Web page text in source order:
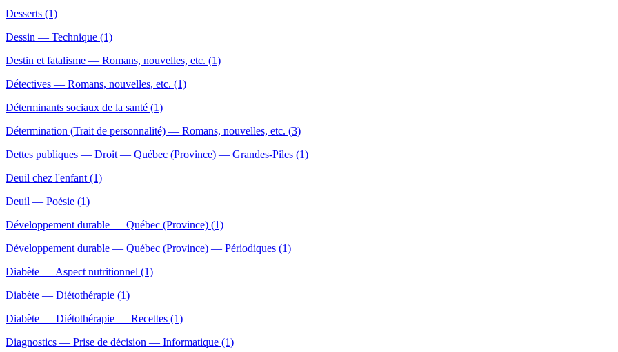
Desserts (1)
Dessin — Technique (1)
Destin et fatalisme — Romans, nouvelles, etc. (1)
Détectives — Romans, nouvelles, etc. (1)
Déterminants sociaux de la santé (1)
Détermination (Trait de personnalité) — Romans, nouvelles, etc. (3)
Dettes publiques — Droit — Québec (Province) — Grandes-Piles (1)
Deuil chez l'enfant (1)
Deuil — Poésie (1)
Développement durable — Québec (Province) (1)
Développement durable — Québec (Province) — Périodiques (1)
Diabète — Aspect nutritionnel (1)
Diabète — Diétothérapie (1)
Diabète — Diétothérapie — Recettes (1)
Diagnostics — Prise de décision — Informatique (1)